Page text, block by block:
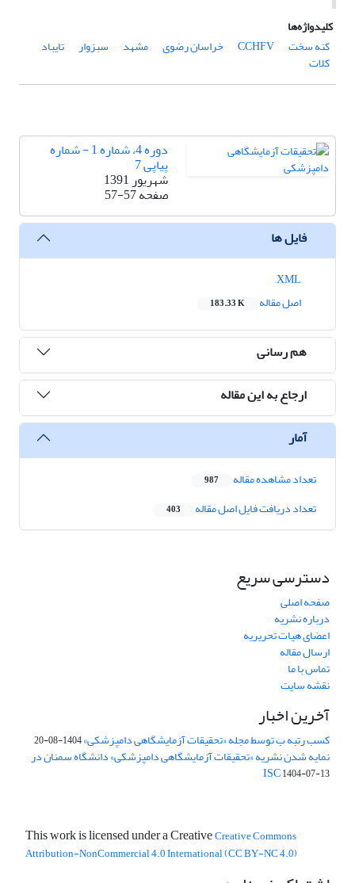
کلیدواژه‌ها
کنه سخت
CCHFV خراسان رضوی مشهد سبزوار تایباد
کلات
دوره 4، شماره 1 - شماره
پیاپی 7
شهریور 1391
صفحه57-57
فایل ها
اصل مقاله
183.33 K
هم رسانی
ارجاع به این مقاله
آمار
تعداد مشاهده مقاله 987
تعداد دریافت فایل اصل مقاله 403
دسترسی سریع
صفحه اصلی
درباره نشریه
اعضای هیات تحریریه
ارسال مقاله
تماس با ما
نقشه سایت
آخرین اخبار
کسب رتبه ب توسط مجله «تحقیقات آزمایشگاهی دامپزشکی»1404-08-20
نمایه شدن نشریه «تحقیقات آزمایشگاهی دامپزشکی» دانشگاه سمنان در
ISC1404-07-13
This work is licensed under a CreativeCreative Commons
Attribution-NonCommercial 4.0 International (CC BY-NC 4.0)